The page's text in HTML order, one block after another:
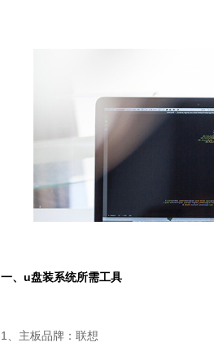
一、 u盘装系统所需工具
1、主板品牌：联想